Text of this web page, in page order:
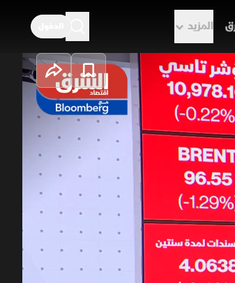
المزيد
المساعي
الذهب والفضة
وترقب المستثمرين